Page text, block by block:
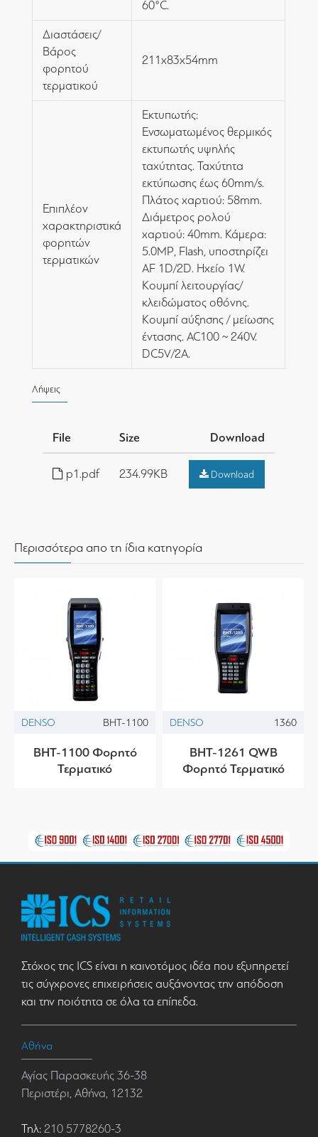
60°C.
Διαστάσεις/
Βάρος
φορητού
τερματικού
211x83x54mm
Επιπλέον
χαρακτηριστικά
φορητών
τερματικών
Εκτυπωτής:
Ενσωματωμένος θερμικός
εκτυπωτής υψηλής
ταχύτητας. Ταχύτητα
εκτύπωσης έως 60mm/s.
Πλάτος χαρτιού: 58mm.
Διάμετρος ρολού
χαρτιού: 40mm. Κάμερα:
5.0MP, Flash, υποστηρίζει
AF 1D/2D. Ηχείο 1W.
Κουμπί λειτουργίας/
κλειδώματος οθόνης.
Κουμπί αύξησης / μείωσης
έντασης. AC100 ~ 240V.
DC5V/2Α.
Λήψεις
File Size Download
p1.pdf 234.99KB Download
Περισσότερα απο τη ίδια κατηγορία
DENSO BHT-1100
BHT-1100 Φορητό
Τερματικό
DENSO 1360
BHT-1261 QWB
Φορητό Τερματικό
Στόχος της ICS είναι η καινοτόμος ιδέα που εξυπηρετεί
τις σύγχρονες επιχειρήσεις αυξάνοντας την απόδοση
και την ποιότητα σε όλα τα επίπεδα.
Αθήνα
Αγίας Παρασκευής 36-38
Περιστέρι, Αθήνα, 12132
Τηλ: 210 5778260-3